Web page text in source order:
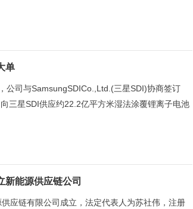
单
公司与SamsungSDICo.,Ltd.(三星SDI)协商签订
向三星SDI供应约22.2亿平方米湿法涂覆锂离子电池
新能源供应链公司
应链有限公司成立，法定代表人为苏社伟，注册